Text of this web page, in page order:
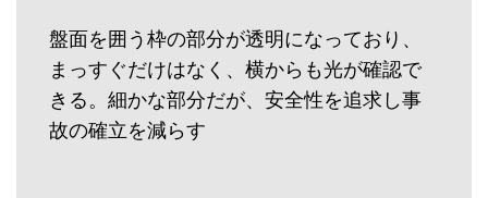
盤面を囲う枠の部分が透明になっており、
まっすぐだけはなく、横からも光が確認で
きる。細かな部分だが、安全性を追求し事
故の確立を減らす